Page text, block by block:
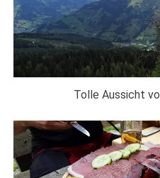
Tolle Aussicht